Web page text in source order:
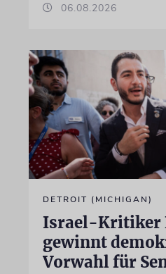
06.08.2026
DETROIT (MICHIGAN)
Israel-Kritiker
gewinnt
Vorwahl für